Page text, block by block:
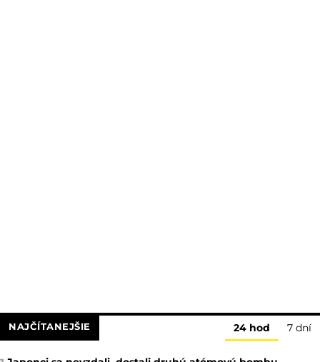
NAJČÍTANEJŠIE 24 hod 7 dní